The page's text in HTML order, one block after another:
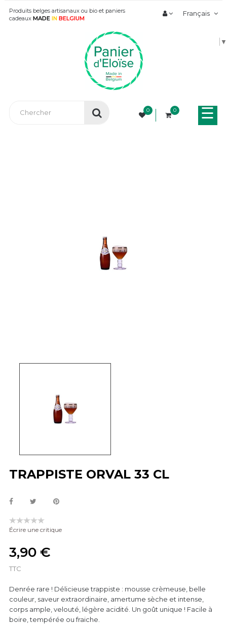
Produits belges artisanaux ou bio et paniers
cadeaux MADE IN BELGIUM
Français
▼
0 0
la
☰
TRAPPISTE ORVAL 33 CL
Écrire une critique
3,90 €
TTC
Denrée rare ! Délicieuse trappiste : mousse crèmeuse, belle
couleur, saveur extraordinaire, amertume sèche et intense,
corps ample, velouté, légère acidité. Un goût unique ! Facile à
boire, tempérée ou fraiche.